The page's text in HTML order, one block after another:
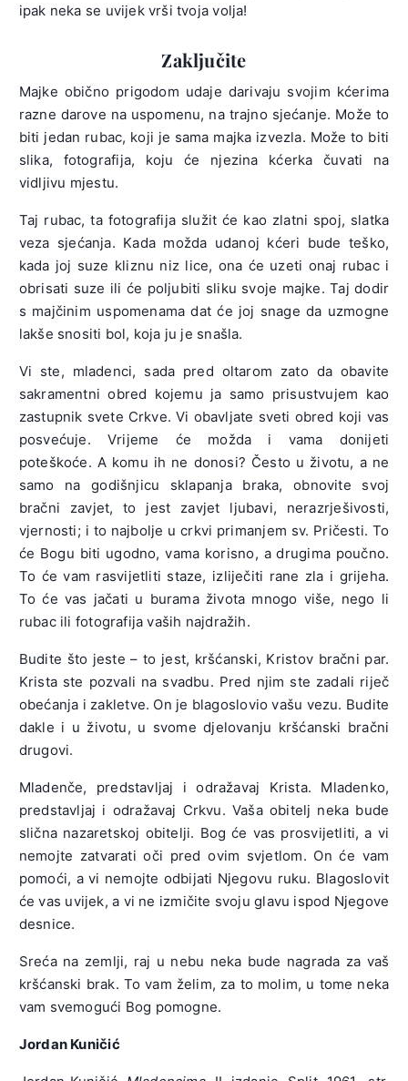
ipak neka se uvijek vrši tvoja volja!
Zaključite
Majke obično prigodom udaje darivaju svojim kćerima
razne darove na uspomenu, na trajno sjećanje. Može to
biti jedan rubac, koji je sama majka izvezla. Može to biti
slika, fotografija, koju će njezina kćerka čuvati na
vidljivu mjestu.
Taj rubac, ta fotografija služit će kao zlatni spoj, slatka
veza sjećanja. Kada možda udanoj kćeri bude teško,
kada joj suze kliznu niz lice, ona će uzeti onaj rubac i
obrisati suze ili će poljubiti sliku svoje majke. Taj dodir
s majčinim uspomenama dat će joj snage da uzmogne
lakše snositi bol, koja ju je snašla.
Vi ste, mladenci, sada pred oltarom zato da obavite
sakramentni obred kojemu ja samo prisustvujem kao
zastupnik svete Crkve. Vi obavljate sveti obred koji vas
posvećuje. Vrijeme će možda i vama donijeti
poteškoće. A komu ih ne donosi? Često u životu, a ne
samo na godišnjicu sklapanja braka, obnovite svoj
bračni zavjet, to jest zavjet ljubavi, nerazrješivosti,
vjernosti; i to najbolje u crkvi primanjem sv. Pričesti. To
će Bogu biti ugodno, vama korisno, a drugima poučno.
To će vam rasvijetliti staze, izliječiti rane zla i grijeha.
To će vas jačati u burama života mnogo više, nego li
rubac ili fotografija vaših najdražih.
Budite što jeste – to jest, kršćanski, Kristov bračni par.
Krista ste pozvali na svadbu. Pred njim ste zadali riječ
obećanja i zakletve. On je blagoslovio vašu vezu. Budite
dakle i u životu, u svome djelovanju kršćanski bračni
drugovi.
Mladenče, predstavljaj i odražavaj Krista. Mladenko,
predstavljaj i odražavaj Crkvu. Vaša obitelj neka bude
slična nazaretskoj obitelji. Bog će vas prosvijetliti, a vi
nemojte zatvarati oči pred ovim svjetlom. On će vam
pomoći, a vi nemojte odbijati Njegovu ruku. Blagoslovit
će vas uvijek, a vi ne izmičite svoju glavu ispod Njegove
desnice.
Sreća na zemlji, raj u nebu neka bude nagrada za vaš
kršćanski brak. To vam želim, za to molim, u tome neka
vam svemogući Bog pomogne.
Jordan Kuničić